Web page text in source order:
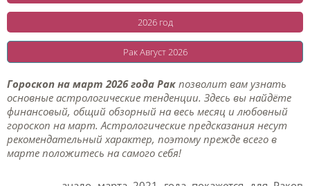
2026 год
Рак Август 2026
Гороскоп на март 2026 года Рак позволит вам узнать
основные астрологические тенденции. Здесь вы найдёте
финансовый, общий обзорный на весь месяц и любовный
гороскоп на март. Астрологические предсказания несут
рекомендательный характер, поэтому прежде всего в
марте положитесь на самого себя!